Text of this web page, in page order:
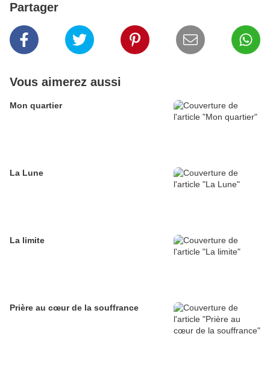
Partager
Vous aimerez aussi
Mon quartier
La Lune
La limite
Prière au cœur de la souffrance